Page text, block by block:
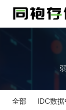
全部 IDC数